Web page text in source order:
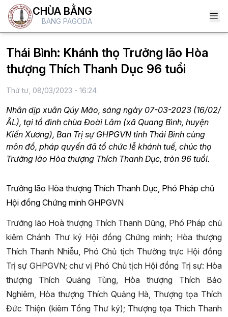
CHÙA BẰNG
BANG PAGODA
Thái Bình: Khánh thọ Trưởng lão Hòa
thượng Thích Thanh Dục 96 tuổi
Thứ tư, 08/03/2023 - 16:24
Nhân dịp xuân Qúy Mão, sáng ngày 07-03-2023 (16/02/
ÂL), tại tổ đình chùa Đoài Lâm (xã Quang Bình, huyện
Kiến Xương), Ban Trị sự GHPGVN tỉnh Thái Bình cùng
môn đồ, pháp quyến đã tổ chức lễ khánh tuế, chúc thọ
Trưởng lão Hòa thượng Thích Thanh Dục, tròn 96 tuổi.
Trưởng lão Hòa thượng Thích Thanh Dục, Phó Pháp chủ
Hội đồng Chứng minh GHPGVN
Trưởng lão Hoà thượng Thích Thanh Dũng, Phó Pháp chủ
kiêm Chánh Thư ký Hội đồng Chứng minh; Hòa thượng
Thích Thanh Nhiễu, Phó Chủ tịch Thường trực Hội đồng
Trị sự GHPGVN; chư vị Phó Chủ tịch Hội đồng Trị sự: Hòa
thượng Thích Quảng Tùng, Hòa thượng Thích Bảo
Nghiêm, Hòa thượng Thích Quảng Hà, Thượng tọa Thích
Đức Thiện (kiêm Tổng Thư ký); Thượng tọa Thích Thanh